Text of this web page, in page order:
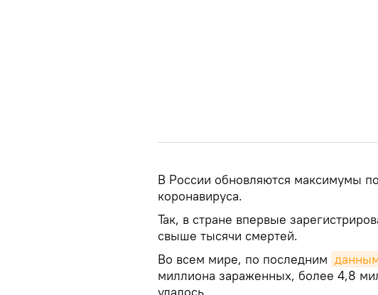
В России обновляются максимумы
коронавируса.
Так, в стране впервые
свыше тысячи смертей.
Во всем мире, по последним
миллиона зараженных, более 4,8
удалось.